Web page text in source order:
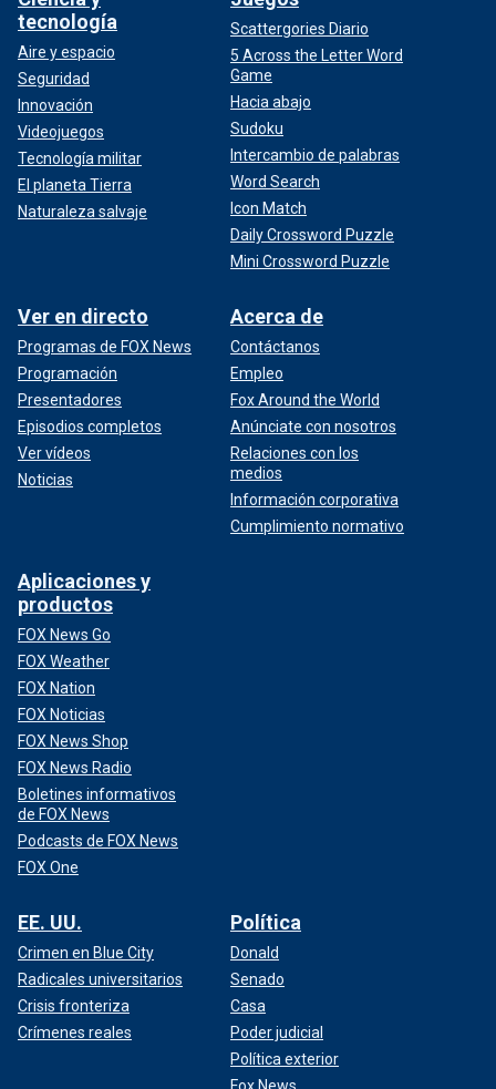
tecnología
Aire y espacio
Seguridad
Innovación
Videojuegos
Tecnología militar
El planeta Tierra
Naturaleza salvaje
Scattergories Diario
5 Across the Letter Word
Game
Hacia abajo
Sudoku
Intercambio de palabras
Word Search
Icon Match
Daily Crossword Puzzle
Mini Crossword Puzzle
Ver en directo
Programas de FOX News
Programación
Presentadores
Episodios completos
Ver vídeos
Noticias
Acerca de
Contáctanos
Empleo
Fox Around the World
Anúnciate con nosotros
Relaciones con los
medios
Información corporativa
Cumplimiento normativo
Aplicaciones y
productos
FOX News Go
FOX Weather
FOX Nation
FOX Noticias
FOX News Shop
FOX News Radio
Boletines informativos
de FOX News
Podcasts de FOX News
FOX One
EE. UU.
Crimen en Blue City
Radicales universitarios
Crisis fronteriza
Crímenes reales
Política
Donald
Senado
Casa
Poder judicial
Política exterior
Fox News